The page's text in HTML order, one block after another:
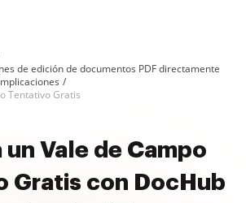
de edición de documentos PDF directamente
Tentativo Gratis
Vale de Campo
Gratis con DocHub